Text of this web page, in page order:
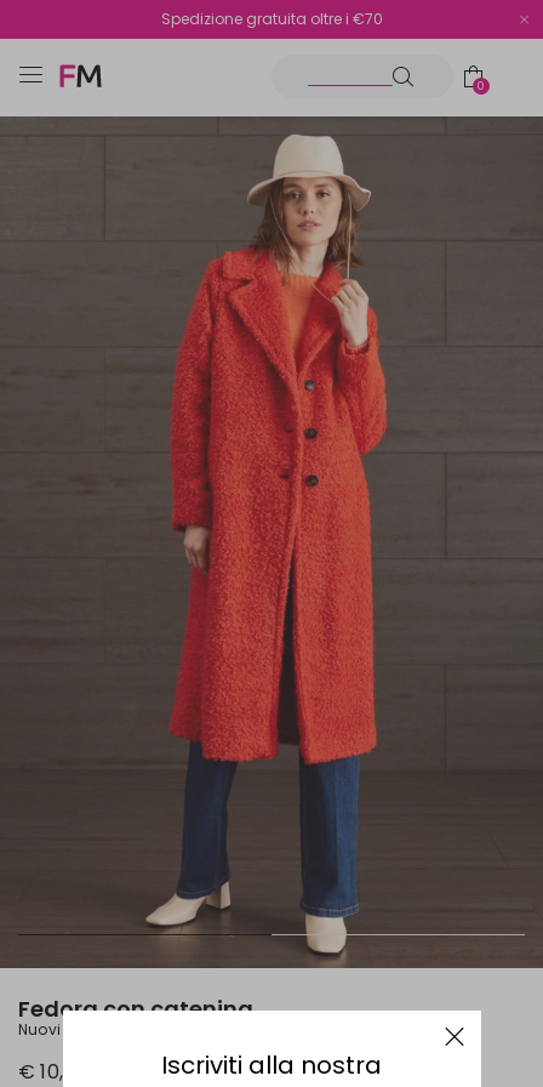
Reso facile e veloce
Spedizione gratuita oltre i €70
0
Fedora con catenina
Nuovi Arrivi
€ 10,00
Iscriviti alla nostra